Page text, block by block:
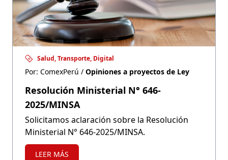
Salud, Transporte, Digital
Por: ComexPerú / Opiniones a proyectos de Ley
Resolución Ministerial N° 646-
2025/MINSA
Solicitamos aclaración sobre la Resolución
Ministerial N° 646-2025/MINSA.
LEER MÁS